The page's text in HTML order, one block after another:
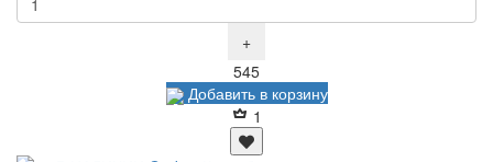
+
545Р
Добавить в корзину
1